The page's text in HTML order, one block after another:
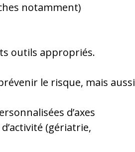
notamment)
outils appropriés.
le risque, mais aussi
d’axes
(gériatrie,